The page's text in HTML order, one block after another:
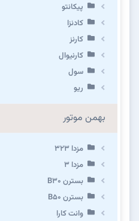
پیکانتو
کادنزا
کارنز
کارنیوال
سول
ریو
بهمن موتور
مزدا ۳۲۳
مزدا ۳
بسترن B۳۰
بسترن B۵۰
وانت کارا